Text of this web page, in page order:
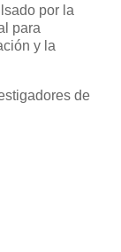
por la
para
y la
de